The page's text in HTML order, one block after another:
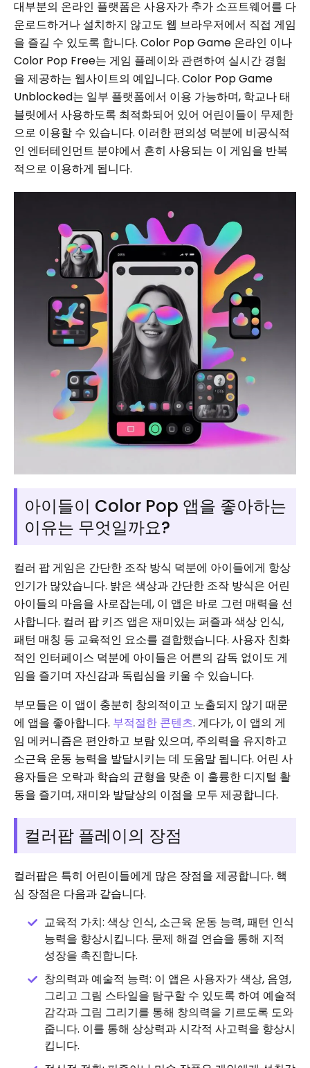
대부분의 온라인 플랫폼은 사용자가 추가 소프트웨어를 다
운로드하거나 설치하지 않고도 웹 브라우저에서 직접 게임
을 즐길 수 있도록 합니다. Color Pop Game 온라인 이나
Color Pop Free는 게임 플레이와 관련하여 실시간 경험
을 제공하는 웹사이트의 예입니다. Color Pop Game
Unblocked는 일부 플랫폼에서 이용 가능하며, 학교나 태
블릿에서 사용하도록 최적화되어 있어 어린이들이 무제한
으로 이용할 수 있습니다. 이러한 편의성 덕분에 비공식적
인 엔터테인먼트 분야에서 흔히 사용되는 이 게임을 반복
적으로 이용하게 됩니다.
아이들이 Color Pop 앱을 좋아하는
이유는 무엇일까요?
컬러 팝 게임은 간단한 조작 방식 덕분에 아이들에게 항상
인기가 많았습니다. 밝은 색상과 간단한 조작 방식은 어린
아이들의 마음을 사로잡는데, 이 앱은 바로 그런 매력을 선
사합니다. 컬러 팝 키즈 앱은 재미있는 퍼즐과 색상 인식,
패턴 매칭 등 교육적인 요소를 결합했습니다. 사용자 친화
적인 인터페이스 덕분에 아이들은 어른의 감독 없이도 게
임을 즐기며 자신감과 독립심을 키울 수 있습니다.
부모들은 이 앱이 충분히 창의적이고 노출되지 않기 때문
에 앱을 좋아합니다. 부적절한 콘텐츠. 게다가, 이 앱의 게
임 메커니즘은 편안하고 보람 있으며, 주의력을 유지하고
소근육 운동 능력을 발달시키는 데 도움말 됩니다. 어린 사
용자들은 오락과 학습의 균형을 맞춘 이 훌륭한 디지털 활
동을 즐기며, 재미와 발달상의 이점을 모두 제공합니다.
컬러팝 플레이의 장점
컬러팝은 특히 어린이들에게 많은 장점을 제공합니다. 핵
심 장점은 다음과 같습니다.
교육적 가치: 색상 인식, 소근육 운동 능력, 패턴 인식
능력을 향상시킵니다. 문제 해결 연습을 통해 지적
성장을 촉진합니다.
창의력과 예술적 능력: 이 앱은 사용자가 색상, 음영,
그리고 그림 스타일을 탐구할 수 있도록 하여 예술적
감각과 그림 그리기를 통해 창의력을 기르도록 도와
줍니다. 이를 통해 상상력과 시각적 사고력을 향상시
킵니다.